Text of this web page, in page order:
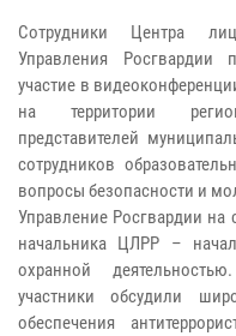
Сотрудники Центра
Управления Росгвардии
участие в
на территории
представителей
сотрудников
вопросы безопасности и
Управление Росгвардии на
начальника ЦЛРР –
охранной
участники обсудили
обеспечения